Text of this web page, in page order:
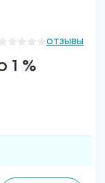
отзывы
1 %